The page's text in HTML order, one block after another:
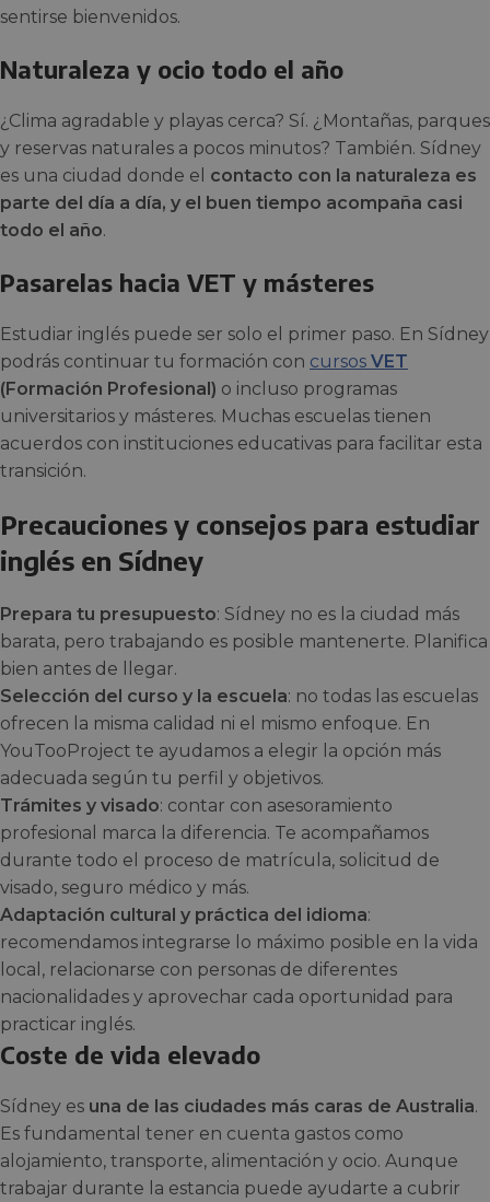
sentirse bienvenidos.
Naturaleza y ocio todo el año
¿Clima agradable y playas cerca? Sí. ¿Montañas, parques
y reservas naturales a pocos minutos? También. Sídney
es una ciudad donde el contacto con la naturaleza es
parte del día a día, y el buen tiempo acompaña casi
todo el año.
Pasarelas hacia VET y másteres
Estudiar inglés puede ser solo el primer paso. En Sídney
podrás continuar tu formación con cursos VET
(Formación Profesional) o incluso programas
universitarios y másteres. Muchas escuelas tienen
acuerdos con instituciones educativas para facilitar esta
transición.
Precauciones y consejos para estudiar
inglés en Sídney
Prepara tu presupuesto: Sídney no es la ciudad más
barata, pero trabajando es posible mantenerte. Planifica
bien antes de llegar.
Selección del curso y la escuela: no todas las escuelas
ofrecen la misma calidad ni el mismo enfoque. En
YouTooProject te ayudamos a elegir la opción más
adecuada según tu perfil y objetivos.
Trámites y visado: contar con asesoramiento
profesional marca la diferencia. Te acompañamos
durante todo el proceso de matrícula, solicitud de
visado, seguro médico y más.
Adaptación cultural y práctica del idioma:
recomendamos integrarse lo máximo posible en la vida
local, relacionarse con personas de diferentes
nacionalidades y aprovechar cada oportunidad para
practicar inglés.
Coste de vida elevado
Sídney es una de las ciudades más caras de Australia.
Es fundamental tener en cuenta gastos como
alojamiento, transporte, alimentación y ocio. Aunque
trabajar durante la estancia puede ayudarte a cubrir